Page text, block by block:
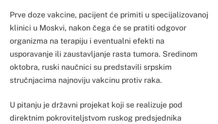
Prve doze vakcine, pacijent će primiti u specijalizovanoj
klinici u Moskvi, nakon čega će se pratiti odgovor
organizma na terapiju i eventualni efekti na
usporavanje ili zaustavljanje rasta tumora. Sredinom
oktobra, ruski naučnici su predstavili srpskim
stručnjacima najnoviju vakcinu protiv raka.
U pitanju je državni projekat koji se realizuje pod
direktnim pokroviteljstvom ruskog predsjednika